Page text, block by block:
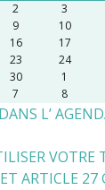
2 3
9 10
16 17
23 24
30 1
7 8
L’
VOTRE
ARTICLE 27